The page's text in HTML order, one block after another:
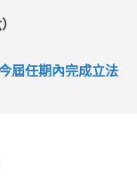
館奪錦標
屆任期內完成立法